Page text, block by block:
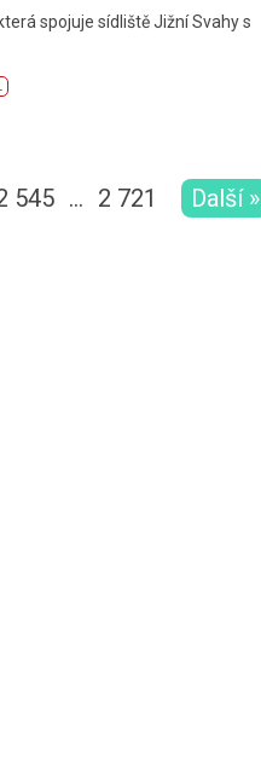
spojuje sídliště Jižní Svahy s
545 … 2 721 Další »